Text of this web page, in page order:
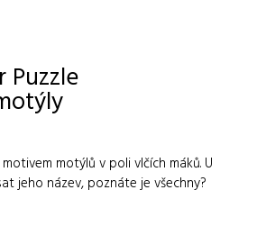
Puzzle
motýlů v poli vlčích máků. U
jeho název, poznáte je všechny?